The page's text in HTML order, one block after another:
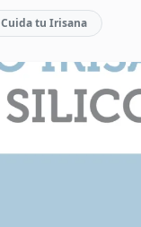
Cuida tu Irisana